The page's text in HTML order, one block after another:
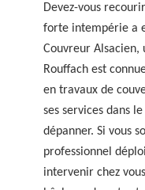
Devez-vous
forte intempérie a
Couvreur Alsacien,
Rouffach est
en travaux de
ses services dans
dépanner. Si vous
professionnel
intervenir chez